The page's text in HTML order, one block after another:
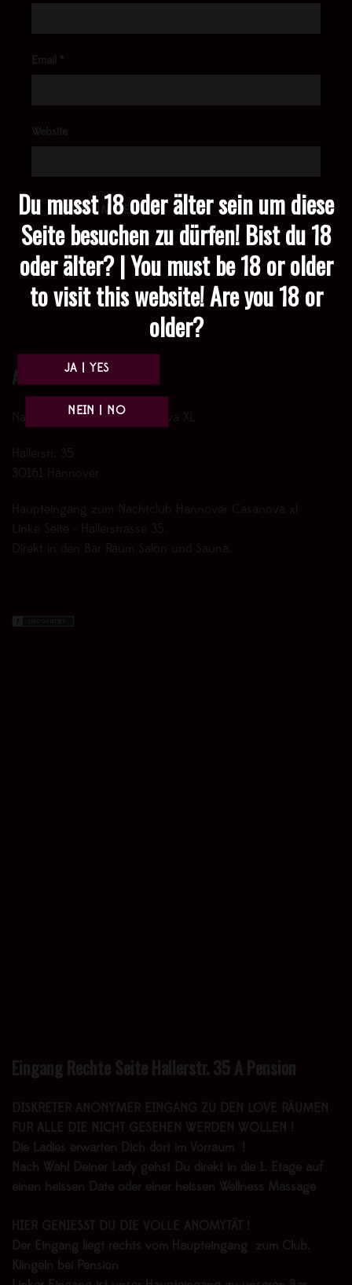
Du musst 18 oder älter sein um diese
Seite besuchen zu dürfen! Bist du 18
oder älter? | You must be 18 or older
to visit this website! Are you 18 or
older?
Email *
Website
Anfahrt
Nachtclub Hannover Casanova XL
Hallerstr. 35
30161 Hannover
Haupteingang zum Nachtclub Hannover Casanova xl
Linke Seite - Hallerstrasse 35.
Direkt in den Bar Raum Salon und Sauna.
Eingang Rechte Seite Hallerstr. 35 A Pension
DISKRETER ANONYMER EINGANG ZU DEN LOVE RÄUMEN
FÜR ALLE DIE NICHT GESEHEN WERDEN WOLLEN !
Die Ladies erwarten Dich dort im Vorraum !
Nach Wahl Deiner Lady gehst Du direkt in die 1. Etage auf
einen heissen Date oder einer heissen Wellness Massage
HIER GENIESST DU DIE VOLLE ANOMYTÄT !
Der Eingang liegt rechts vom Haupteingang zum Club.
Klingeln bei Pension